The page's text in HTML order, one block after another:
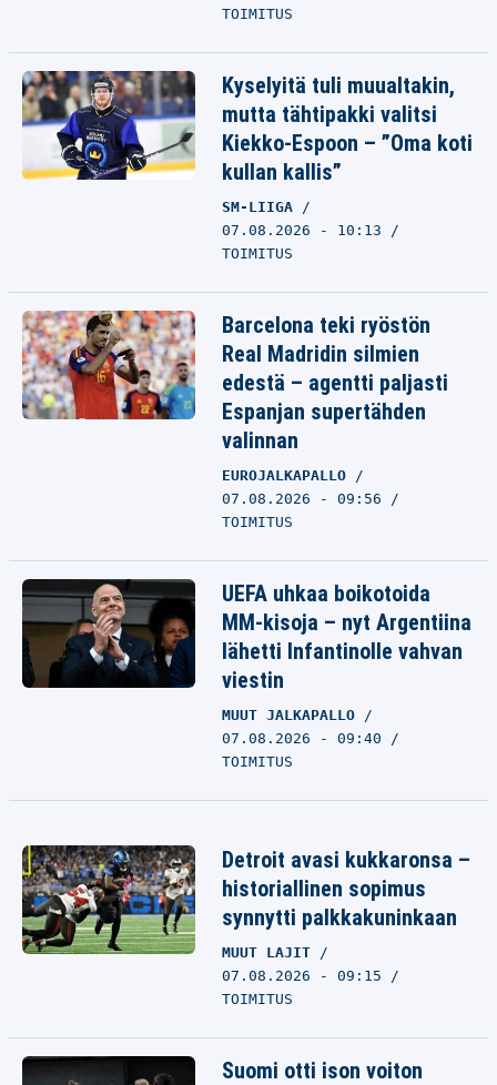
TOIMITUS
Kyselyitä tuli muualtakin,
mutta tähtipakki valitsi
Kiekko-Espoon – ”Oma koti
kullan kallis”
SM-LIIGA
07.08.2026 - 10:13
TOIMITUS
Barcelona teki ryöstön
Real Madridin silmien
edestä – agentti paljasti
Espanjan supertähden
valinnan
EUROJALKAPALLO
07.08.2026 - 09:56
TOIMITUS
UEFA uhkaa boikotoida
MM-kisoja – nyt Argentiina
lähetti Infantinolle vahvan
viestin
MUUT JALKAPALLO
07.08.2026 - 09:40
TOIMITUS
Detroit avasi kukkaronsa –
historiallinen sopimus
synnytti palkkakuninkaan
MUUT LAJIT
07.08.2026 - 09:15
TOIMITUS
Suomi otti ison voiton